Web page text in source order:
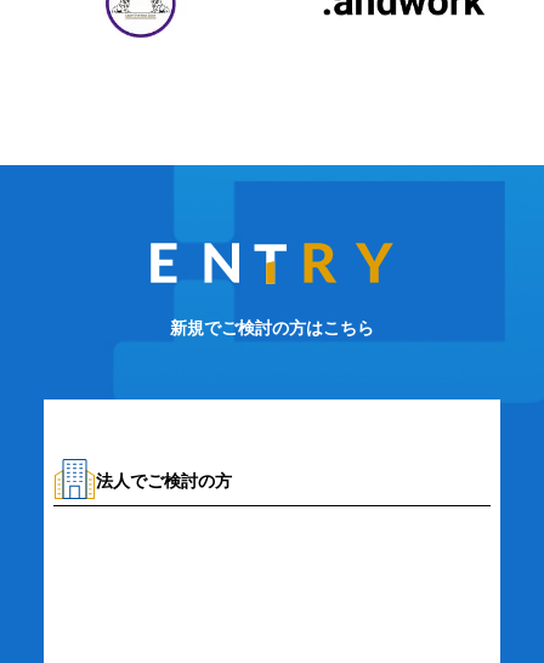
新規でご検討の方はこちら
法人でご検討の方